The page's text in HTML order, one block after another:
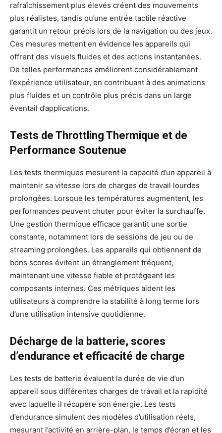
rafraîchissement plus élevés créent des mouvements
plus réalistes, tandis qu’une entrée tactile réactive
garantit un retour précis lors de la navigation ou des jeux.
Ces mesures mettent en évidence les appareils qui
offrent des visuels fluides et des actions instantanées.
De telles performances améliorent considérablement
l’expérience utilisateur, en contribuant à des animations
plus fluides et un contrôle plus précis dans un large
éventail d’applications.
Tests de Throttling Thermique et de
Performance Soutenue
Les tests thermiques mesurent la capacité d’un appareil à
maintenir sa vitesse lors de charges de travail lourdes
prolongées. Lorsque les températures augmentent, les
performances peuvent chuter pour éviter la surchauffe.
Une gestion thermique efficace garantit une sortie
constante, notamment lors de sessions de jeu ou de
streaming prolongées. Les appareils qui obtiennent de
bons scores évitent un étranglement fréquent,
maintenant une vitesse fiable et protégeant les
composants internes. Ces métriques aident les
utilisateurs à comprendre la stabilité à long terme lors
d’une utilisation intensive quotidienne.
Décharge de la batterie, scores
d’endurance et efficacité de charge
Les tests de batterie évaluent la durée de vie d’un
appareil sous différentes charges de travail et la rapidité
avec laquelle il récupère son énergie. Les tests
d’endurance simulent des modèles d’utilisation réels,
mesurant l’activité en arrière-plan, le temps d’écran et les